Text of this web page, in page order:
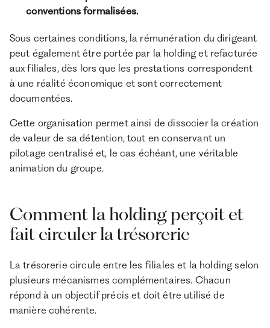
conventions formalisées.
Sous certaines conditions, la rémunération du dirigeant
peut également être portée par la holding et refacturée
aux filiales, dès lors que les prestations correspondent
à une réalité économique et sont correctement
documentées.
Cette organisation permet ainsi de dissocier la création
de valeur de sa détention, tout en conservant un
pilotage centralisé et, le cas échéant, une véritable
animation du groupe.
Comment la holding perçoit et
fait circuler la trésorerie
La trésorerie circule entre les filiales et la holding selon
plusieurs mécanismes complémentaires. Chacun
répond à un objectif précis et doit être utilisé de
manière cohérente.